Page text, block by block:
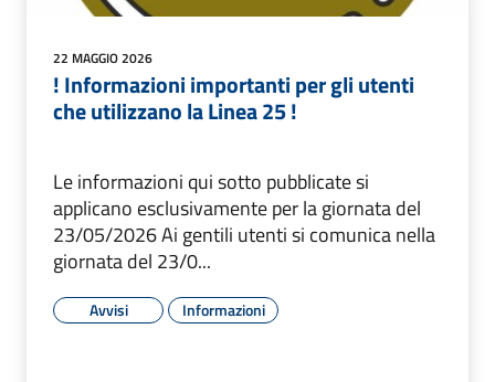
22 MAGGIO 2026
! Informazioni importanti per gli utenti
che utilizzano la Linea 25 !
Le informazioni qui sotto pubblicate si
applicano esclusivamente per la giornata del
23/05/2026 Ai gentili utenti si comunica nella
giornata del 23/0...
Avvisi Informazioni